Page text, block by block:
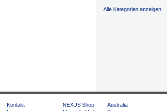
Alle Kategorien anzeigen
Kontakt
NEXUS Shop
Australia